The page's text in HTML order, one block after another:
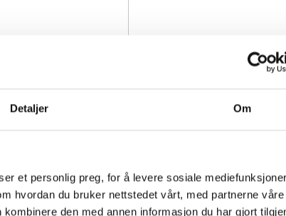
Detaljer Om
et personlig preg, for å levere sosiale
hvordan du bruker nettstedet vårt, med partnerne våre
den med annen informasjon du har gjort
för